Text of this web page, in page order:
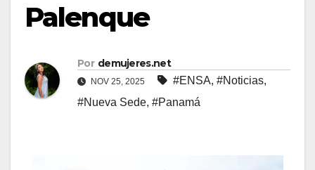
Palenque
Por demujeres.net
NOV 25, 2025 #ENSA, #Noticias,
#Nueva Sede, #Panamá